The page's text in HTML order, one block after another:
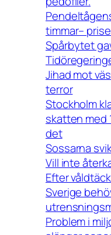
timmar–
Spårbytet
Jihad mot
terror
Stockholm
skatten med
det
Sossarna
Vill inte
Efter
Sverige
Problem i